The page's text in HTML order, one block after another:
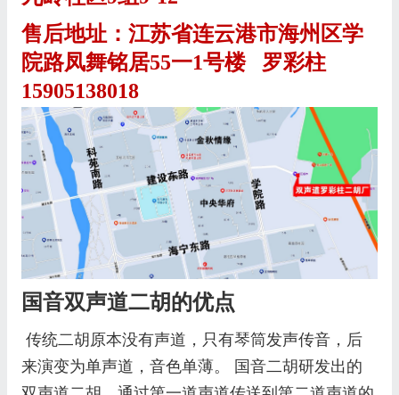
售后地址：江苏省连云港市海州区学
院路凤舞铭居55一1号楼 罗彩柱
15905138018
国音双声道二胡的优点
传统二胡原本没有声道，只有琴筒发声传音，后
来演变为单声道，音色单薄。 国音二胡研发出的